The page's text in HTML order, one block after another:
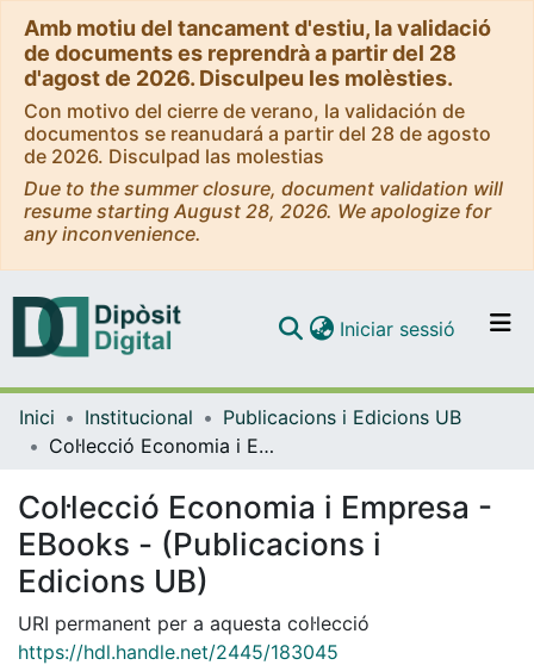
Amb motiu del tancament d'estiu, la validació
de documents es reprendrà a partir del 28
d'agost de 2026. Disculpeu les molèsties.
Con motivo del cierre de verano, la validación de
documentos se reanudará a partir del 28 de agosto
de 2026. Disculpad las molestias
Due to the summer closure, document validation will
resume starting August 28, 2026. We apologize for
any inconvenience.
Navega per tot el DD
Contacte
Iniciar sessió (current)
Inici Institucional
Publicacions i Edicions UB
Col·lecció Economia i Empresa - EBooks - (Publicacions i Edicions UB)
Col·lecció Economia i Empresa -
EBooks - (Publicacions i
Edicions UB)
URI permanent per a aquesta col·lecció
https://hdl.handle.net/2445/183045